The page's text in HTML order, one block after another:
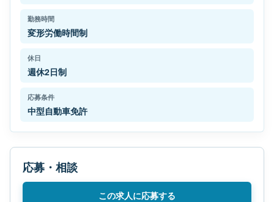
勤務時間
変形労働時間制
休日
週休2日制
応募条件
中型自動車免許
応募・相談
この求人に応募する